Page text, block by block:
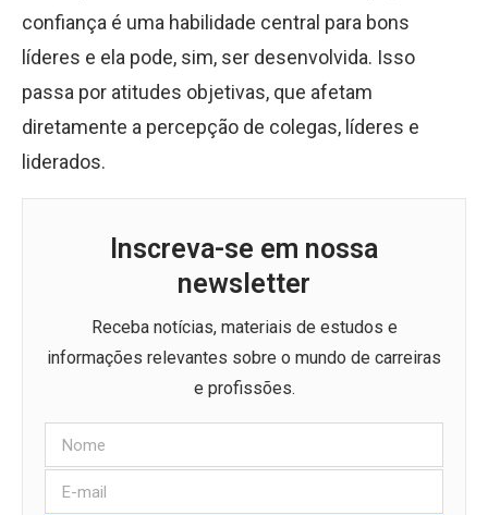
confiança é uma habilidade central para bons
líderes e ela pode, sim, ser desenvolvida. Isso
passa por atitudes objetivas, que afetam
diretamente a percepção de colegas, líderes e
liderados.
Inscreva-se em nossa
newsletter
Receba notícias, materiais de estudos e
informações relevantes sobre o mundo de carreiras
e profissões.